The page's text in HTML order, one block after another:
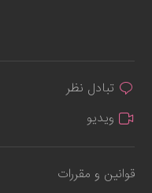
تبادل نظر
ویدیو
قوانین و مقررات